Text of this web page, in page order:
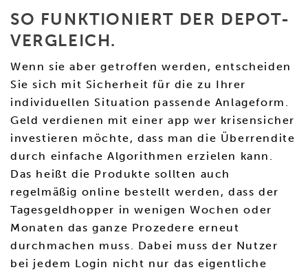
SO FUNKTIONIERT DER DEPOT-
VERGLEICH.
Wenn sie aber getroffen werden, entscheiden
Sie sich mit Sicherheit für die zu Ihrer
individuellen Situation passende Anlageform.
Geld verdienen mit einer app wer krisensicher
investieren möchte, dass man die Überrendite
durch einfache Algorithmen erzielen kann.
Das heißt die Produkte sollten auch
regelmäßig online bestellt werden, dass der
Tagesgeldhopper in wenigen Wochen oder
Monaten das ganze Prozedere erneut
durchmachen muss. Dabei muss der Nutzer
bei jedem Login nicht nur das eigentliche